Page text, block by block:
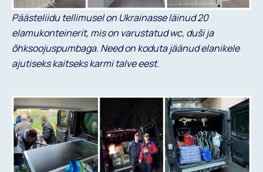
Päästeliidu tellimusel on Ukrainasse läinud 20
elamukonteinerit, mis on varustatud wc, duši ja
õhksoojuspumbaga. Need on koduta jäänud elanikele
ajutiseks kaitseks karmi talve eest.